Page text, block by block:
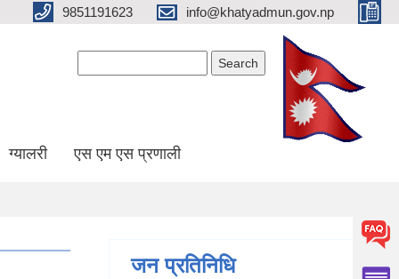
9851191623 info@khatyadmun.gov.np
ग्यालरी एस एम एस प्रणाली
जन प्रतिनिधि